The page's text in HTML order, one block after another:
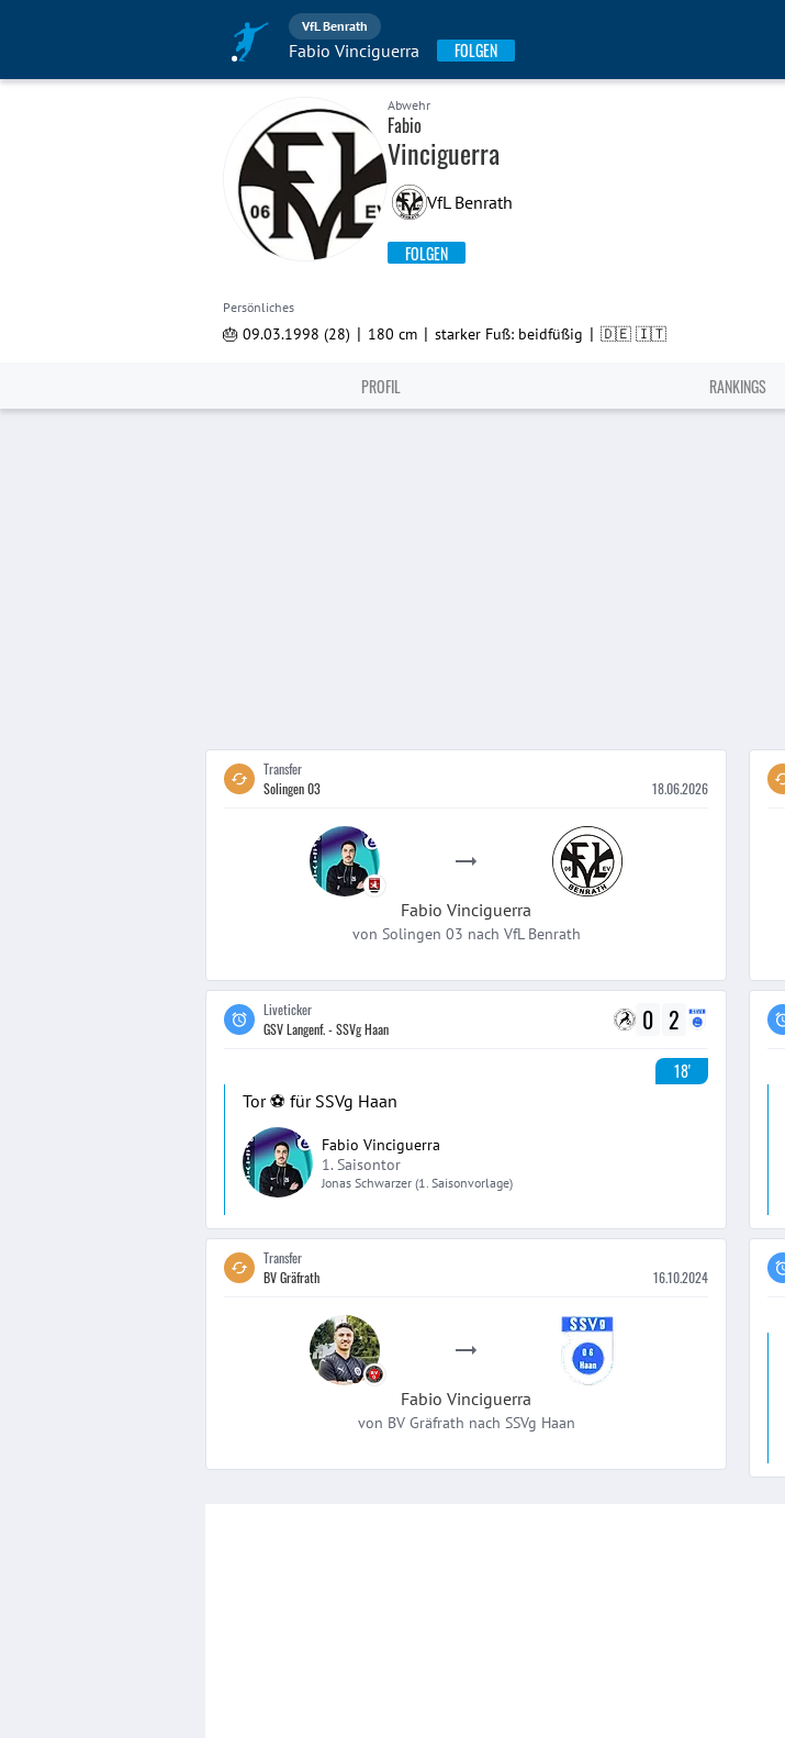
VfL Benrath
Fabio Vinciguerra FOLGEN
Abwehr
Fabio
Vinciguerra
VfL Benrath
FOLGEN
Persönliches
🎂 09.03.1998 (28) | 180 cm | starker Fuß: beidfüßig | 🇩🇪 🇮🇹
PROFIL RANKINGS
Transfer
Solingen 03
18.06.2026
Fabio Vinciguerra
von Solingen 03 nach VfL Benrath
Liveticker
GSV Langenf. - SSVg Haan
0 2
18'
Tor ⚽️ für SSVg Haan
Fabio Vinciguerra
1. Saisontor
Jonas Schwarzer (1. Saisonvorlage)
Transfer
BV Gräfrath
16.10.2024
Fabio Vinciguerra
von BV Gräfrath nach SSVg Haan